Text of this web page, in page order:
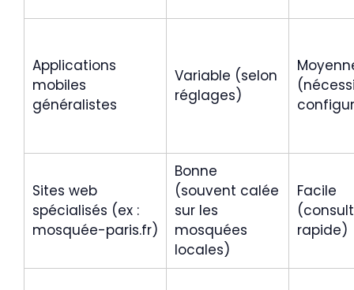
Applications
mobiles
généralistes
Variable (selon
réglages)
Sites web
spécialisés (ex :
mosquée-paris.fr)
Bonne
(souvent calée
sur les
mosquées
locales)
Facile
rapide)